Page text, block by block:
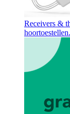
Receivers &
hoortoestellen.